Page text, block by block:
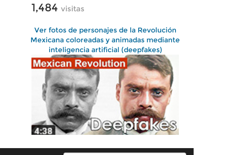
1,484 visitas
Ver fotos de personajes de la Revolución
Mexicana coloreadas y animadas mediante
inteligencia artificial (deepfakes)